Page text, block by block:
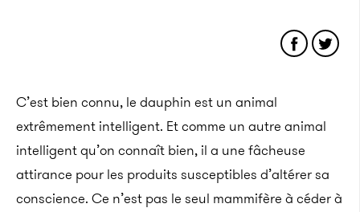
C’est bien connu, le dauphin est un animal
extrêmement intelligent. Et comme un autre animal
intelligent qu’on connaît bien, il a une fâcheuse
attirance pour les produits susceptibles d’altérer sa
conscience. Ce n’est pas le seul mammifère à céder à